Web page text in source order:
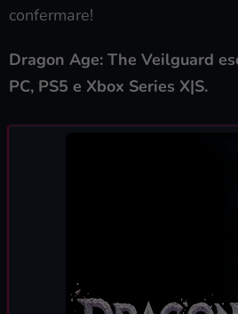
confermare!
Dragon Age: The Veilguard
PC, PS5 e Xbox Series X|S.